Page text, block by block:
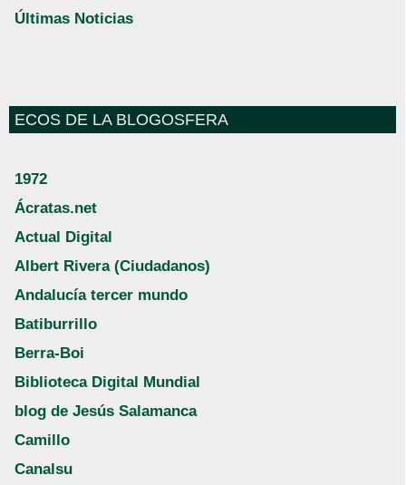
Últimas Noticias
ECOS DE LA BLOGOSFERA
1972
Ácratas.net
Actual Digital
Albert Rivera (Ciudadanos)
Andalucía tercer mundo
Batiburrillo
Berra-Boi
Biblioteca Digital Mundial
blog de Jesús Salamanca
Camillo
Canalsu